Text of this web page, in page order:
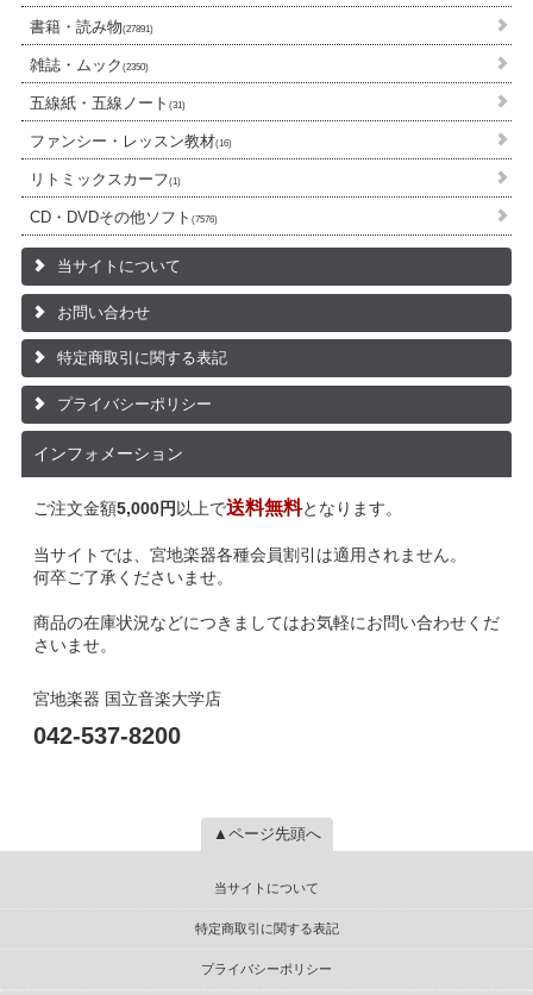
書籍・読み物(27891)
雑誌・ムック (2350)
五線紙・五線ノート (31)
ファンシー・レッスン教材(16)
リトミックスカーフ(1)
CD・DVDその他ソフト (7576)
当サイトについて
お問い合わせ
特定商取引に関する表記
プライバシーポリシー
インフォメーション
ご注文金額5,000円 以上で送料無料となります。
当サイトでは、宮地楽器各種会員割引は適用されません。
何卒ご了承くださいませ。
商品の在庫状況などにつきましてはお気軽にお問い合わせくだ
さいませ。
宮地楽器 国立音楽大学店
042-537-8200
▲ページ先頭へ
当サイトについて
特定商取引に関する表記
プライバシーポリシー